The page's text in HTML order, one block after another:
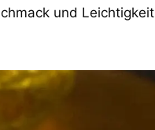
und Leichtigkeit